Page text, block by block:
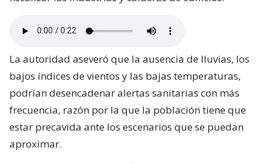
La autoridad aseveró que la ausencia de lluvias, los
bajos índices de vientos y las bajas temperaturas,
podrían desencadenar alertas sanitarias con más
frecuencia, razón por la que la población tiene que
estar precavida ante los escenarios que se puedan
aproximar.